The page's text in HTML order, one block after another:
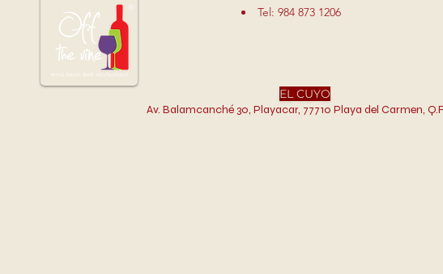
Tel: 984 873 1206
EL CUYO
Av. Balamcanché 30, Playacar, 77710 Playa del Carmen,